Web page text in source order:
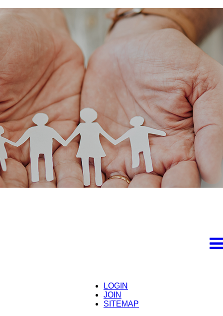
LOGIN
JOIN
SITEMAP